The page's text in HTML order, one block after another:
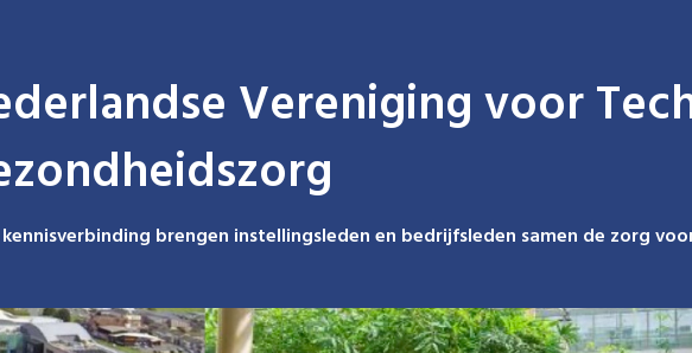
Vereniging voor
brengen instellingsleden en bedrijfsleden samen de zorg